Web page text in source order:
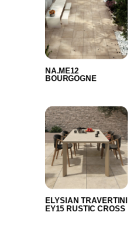
NA.ME12
BOURGOGNE
ELYSIAN TRAVERTINI
EY15 RUSTIC CROSS